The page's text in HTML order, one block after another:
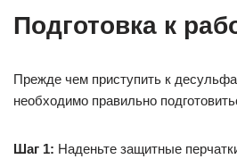
Подготовка к
Прежде чем приступить к
необходимо правильно
Шаг 1: Наденьте защитные